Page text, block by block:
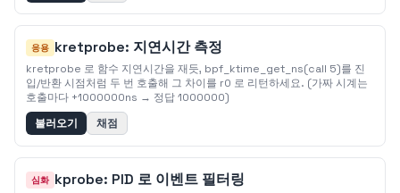
응용 kretprobe: 지연시간 측정
kretprobe 로 함수 지연시간을 재듯, bpf_ktime_get_ns(call 5)를 진
입/반환 시점처럼 두 번 호출해 그 차이를 r0 로 리턴하세요. (가짜 시계는
호출마다 +1000000ns → 정답 1000000)
불러오기
채점
심화 kprobe: PID 로 이벤트 필터링